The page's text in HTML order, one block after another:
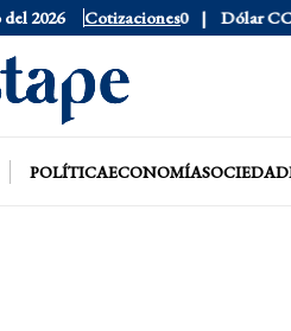
2026 Cotizaciones
Dólar Blue $1530 Dólar CCL
POLÍTICAECONOMÍASOCIEDAD